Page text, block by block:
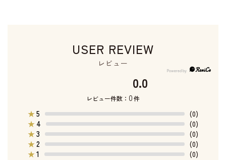
USER REVIEW
レビュー
0.0
レビュー件数： 0件
★5
(0)
★ 4
(0)
★3
(0)
★2
(0)
★1
(0)